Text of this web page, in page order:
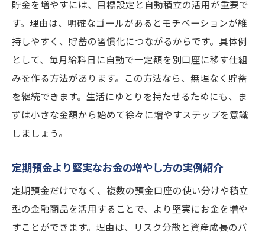
今日からできる貯蓄習慣で資産アップを目
指す
手軽に始める物価高対策と貯蓄アップのコ
ツ
貯金を増やすには、目標設定と自動積立の活用が重要で
す。理由は、明確なゴールがあるとモチベーションが維
持しやすく、貯蓄の習慣化につながるからです。具体例
として、毎月給料日に自動で一定額を別口座に移す仕組
みを作る方法があります。この方法なら、無理なく貯蓄
を継続できます。生活にゆとりを持たせるためにも、ま
ずは小さな金額から始めて徐々に増やすステップを意識
しましょう。
定期預金より堅実なお金の増やし方の実例紹介
定期預金だけでなく、複数の預金口座の使い分けや積立
型の金融商品を活用することで、より堅実にお金を増や
すことができます。理由は、リスク分散と資産成長のバ